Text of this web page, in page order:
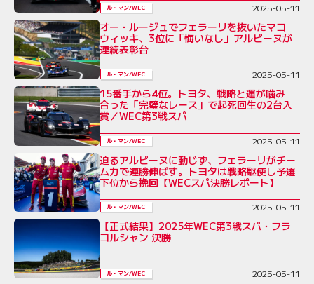
ル・マン/WEC 2025-05-11
オー・ルージュでフェラーリを抜いたマコ
ウィッキ、3位に「悔いなし」アルピーヌが
連続表彰台
ル・マン/WEC 2025-05-11
15番手から4位。トヨタ、戦略と運が噛み
合った「完璧なレース」で起死回生の2台入
賞／WEC第3戦スパ
ル・マン/WEC 2025-05-11
迫るアルピーヌに動じず、フェラーリがチー
ム力で連勝伸ばす。トヨタは戦略駆使し予選
下位から挽回【WECスパ決勝レポート】
ル・マン/WEC 2025-05-11
【正式結果】2025年WEC第3戦スパ・フラ
コルシャン 決勝
ル・マン/WEC 2025-05-11